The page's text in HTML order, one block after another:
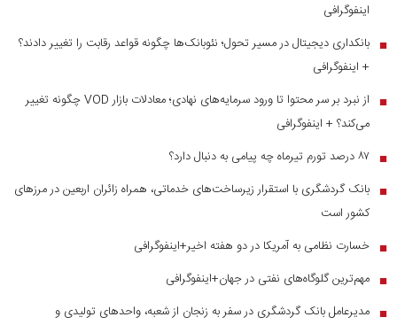
اینفوگرافی
■ بانکداری دیجیتال در مسیر تحول؛ نئوبانک‌ها چگونه قواعد رقابت را تغییر دادند؟
+ اینفوگرافی
■
از نبرد بر سر محتوا تا ورود سرمایه‌های نهادی؛ معادلات بازار VOD چگونه تغییر
می‌کند؟ + اینفوگرافی
■ ۸۷ درصد تورم تیرماه چه پیامی به دنبال دارد؟
■ بانک گردشگری با استقرار زیرساخت‌های خدماتی، همراه زائران اربعین در مرز‌های
کشور است
■ خسارت نظامی به آمریکا در دو هفته اخیر+اینفوگرافی
■ مهم‌ترین گلوگاه‌های نفتی در جهان+اینفوگرافی
■ مدیرعامل بانک گردشگری در سفر به زنجان از شعبه، واحدهای تولیدی و